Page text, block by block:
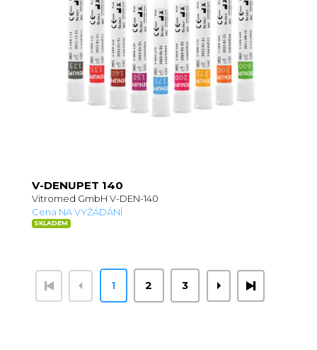
V-DENUPET 140
Vitromed GmbH V-DEN-140
Cena NA VYŽÁDÁNÍ
SKLADEM
1 2 3